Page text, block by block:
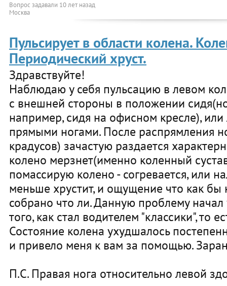
Вопрос задавали 10 лет назад
Москва
Пульсирует в области колена.
Периодический хруст.
Здравствуйте!
Наблюдаю у себя пульсацию в левом
с внешней стороны в положении
например, сидя на офисном кресле),
прямыми ногами. После распрямления
крадусов) зачастую раздается
колено мерзнет(именно коленный
помассирую колено - согревается, или
меньше хрустит, и ощущение что как бы
собрано что ли. Данную проблему начал
того, как стал водителем "классики", то
Состояние колена ухудшалось
и привело меня к вам за помощью.
П.С. Правая нога относительно левой